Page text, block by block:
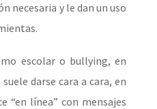
necesaria y le dan un uso
escolar o bullying, en
darse cara a cara, en
“en línea” con mensajes